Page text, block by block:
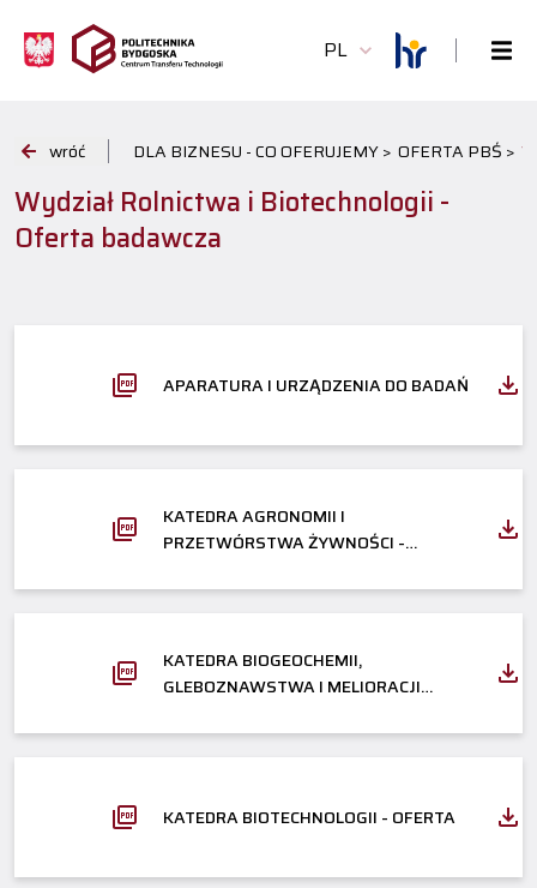
PL
wróć DLA BIZNESU - CO OFERUJEMY > OFERTA PBŚ >
Wydział Rolnictwa i Biotechnologii -
Oferta badawcza
APARATURA I URZĄDZENIA DO BADAŃ
KATEDRA AGRONOMII I
PRZETWÓRSTWA ŻYWNOŚCI -
KATEDRA BIOGEOCHEMII,
GLEBOZNAWSTWA I MELIORACJI
KATEDRA BIOTECHNOLOGII - OFERTA